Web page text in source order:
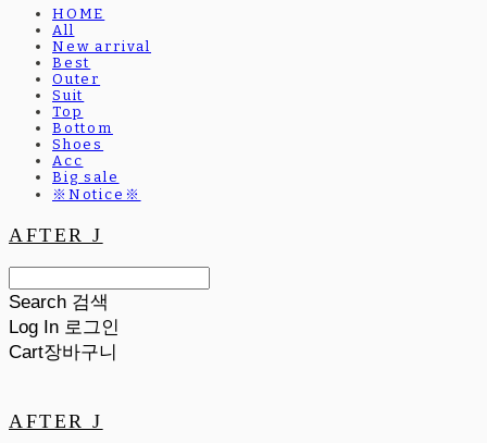
HOME
All
New arrival
Best
Outer
Suit
Top
Bottom
Shoes
Acc
Big sale
※Notice※
AFTER J
Search 검색
Log In 로그인
Cart장바구니
AFTER J